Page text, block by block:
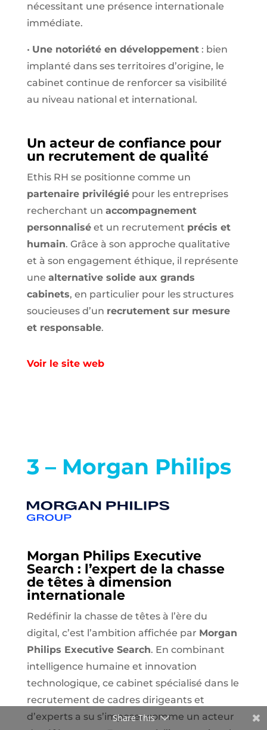
nécessitant une présence internationale
immédiate.
• Une notoriété en développement: bien
implanté dans ses territoires d’origine, le
cabinet continue de renforcer sa visibilité
au niveau national et international.
Un acteur de confiance pour
un recrutement de qualité
Ethis RH se positionne comme un
partenaire privilégiépour les entreprises
recherchant un accompagnement
personnaliséet un recrutement précis et
humain. Grâce à son approche qualitative
et à son engagement éthique, il représente
une alternative solide aux grands
cabinets, en particulier pour les structures
soucieuses d’un recrutement sur mesure
et responsable.
Voir le site web
3 – Morgan Philips
Morgan Philips Executive
Search : l’expert de la chasse
de têtes à dimension
internationale
Redéfinir la chasse de têtes à l’ère du
digital , c’est l’ambition affichée par Morgan
Philips Executive Search. En combinant
intelligence humaine et innovation
technologique, ce cabinet spécialisé dans le
recrutement de cadres dirigeants et
d’experts a su s’imposer comme un acteur
Share This